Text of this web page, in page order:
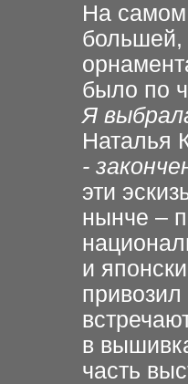
На самом
большей,
было по
Я
Наталья
-
эти
нынче –
и
в
часть